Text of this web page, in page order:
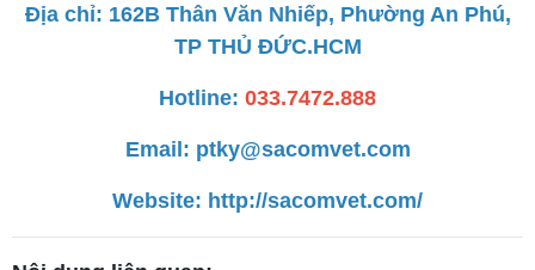
Địa chỉ: 162B Thân Văn Nhiếp, Phường An Phú,
TP THỦ ĐỨC.HCM
Hotline: 033.7472.888
Email: ptky@sacomvet.com
Website: http://sacomvet.com/